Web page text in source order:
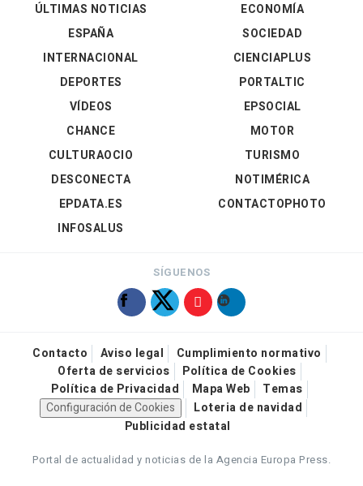
ÚLTIMAS NOTICIAS
ESPAÑA
INTERNACIONAL
DEPORTES
VÍDEOS
ECONOMÍA
SOCIEDAD
CIENCIAPLUS
PORTALTIC
EPSOCIAL
CHANCE
CULTURAOCIO
DESCONECTA
EPDATA.ES
INFOSALUS
MOTOR
TURISMO
NOTIMÉRICA
CONTACTOPHOTO
SÍGUENOS
Contacto Aviso legal
Cumplimiento normativo
Oferta de servicios
Política de Cookies
Política de Privacidad
Mapa Web
Temas
Configuración de Cookies
Loteria de navidad
Publicidad estatal
Portal de actualidad y noticias de la Agencia Europa Press.